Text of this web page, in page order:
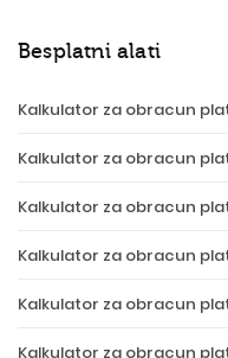
Besplatni alati
Kalkulator za obracun
Kalkulator za obracun
Kalkulator za obracun
Kalkulator za obracun
Kalkulator za obracun
Kalkulator za obracun